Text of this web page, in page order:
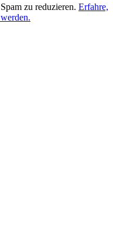
zu reduzieren. Erfahre,